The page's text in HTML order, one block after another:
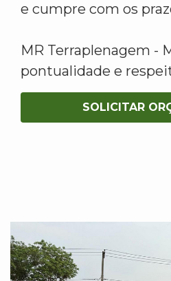
e cumpre com os
MR Terraplenagem -
pontualidade e
SOLICITAR